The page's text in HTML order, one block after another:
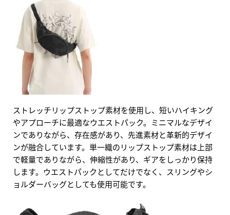
ストレッチリップストップ素材を使用し、短いハイキング
やアプローチに最適なウエストパック。ミニマルなデザイ
ンでありながら、存在感があり、先進素材と革新的デザイ
ンが融合しています。単一織のリップストップ素材は上部
で軽量でありながら、伸縮性があり、ギアをしっかり保持
します。ウエストパックとしてだけでなく、スリングやシ
ョルダーバッグとしても使用可能です。